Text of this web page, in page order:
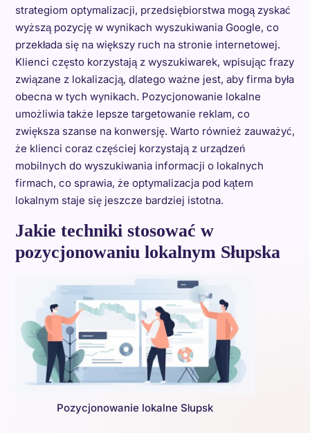
strategiom optymalizacji, przedsiębiorstwa mogą zyskać
wyższą pozycję w wynikach wyszukiwania Google, co
przekłada się na większy ruch na stronie internetowej.
Klienci często korzystają z wyszukiwarek, wpisując frazy
związane z lokalizacją, dlatego ważne jest, aby firma była
obecna w tych wynikach. Pozycjonowanie lokalne
umożliwia także lepsze targetowanie reklam, co
zwiększa szanse na konwersję. Warto również zauważyć,
że klienci coraz częściej korzystają z urządzeń
mobilnych do wyszukiwania informacji o lokalnych
firmach, co sprawia, że optymalizacja pod kątem
lokalnym staje się jeszcze bardziej istotna.
Jakie techniki stosować w
pozycjonowaniu lokalnym Słupska
Pozycjonowanie lokalne Słupsk